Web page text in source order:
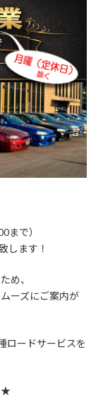
まで）
します！
め、
ーズにご案内が
ロードサービスを
★